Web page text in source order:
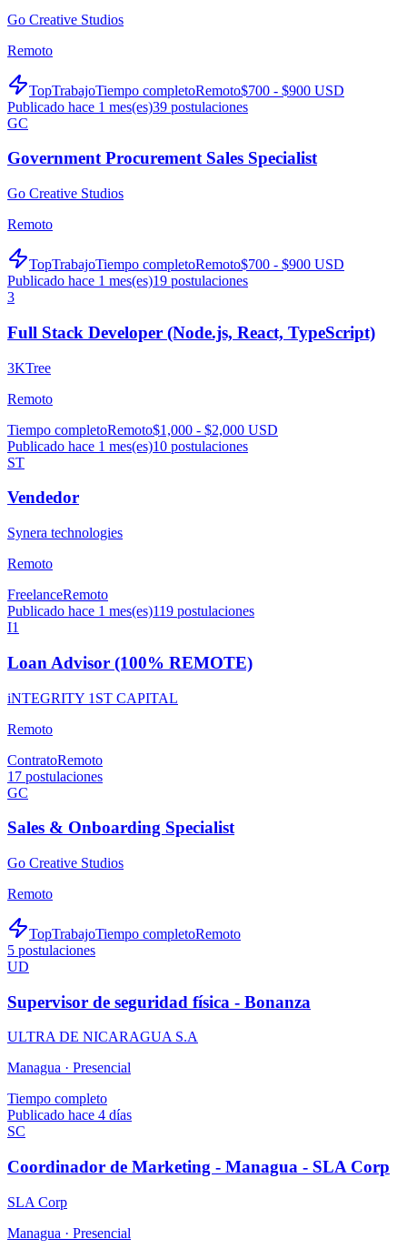
Go Creative Studios
Remoto
TopTrabajoTiempo completoRemoto$700 - $900 USD
Publicado hace 1 mes(es)39 postulaciones
GC
Government Procurement Sales Specialist
Go Creative Studios
Remoto
TopTrabajoTiempo completoRemoto$700 - $900 USD
Publicado hace 1 mes(es)19 postulaciones
3
Full Stack Developer (Node.js, React, TypeScript)
3KTree
Remoto
Tiempo completoRemoto$1,000 - $2,000 USD
Publicado hace 1 mes(es)10 postulaciones
ST
Vendedor
Synera technologies
Remoto
FreelanceRemoto
Publicado hace 1 mes(es)119 postulaciones
I1
Loan Advisor (100% REMOTE)
iNTEGRITY 1ST CAPITAL
Remoto
ContratoRemoto
17 postulaciones
GC
Sales & Onboarding Specialist
Go Creative Studios
Remoto
TopTrabajoTiempo completoRemoto
5 postulaciones
UD
Supervisor de seguridad física - Bonanza
ULTRA DE NICARAGUA S.A
Managua · Presencial
Tiempo completo
Publicado hace 4 días
SC
Coordinador de Marketing - Managua - SLA Corp
SLA Corp
Managua · Presencial